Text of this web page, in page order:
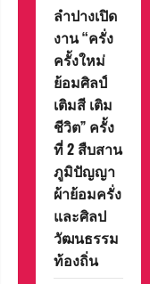
ลำปางเปิด
งาน “ครั่ง
ครั้งใหม่
ย้อมศิลป์
เติมสี เติม
ชีวิต” ครั้ง
ที่ 2 สืบสาน
ภูมิปัญญา
ผ้าย้อมครั่ง
และศิลป
วัฒนธรรม
ท้องถิ่น